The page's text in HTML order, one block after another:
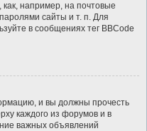
например, на почтовые
сайты и т. п. Для
в сообщениях тег BBCode
и вы должны прочесть
каждого из форумов и в
важных объявлений